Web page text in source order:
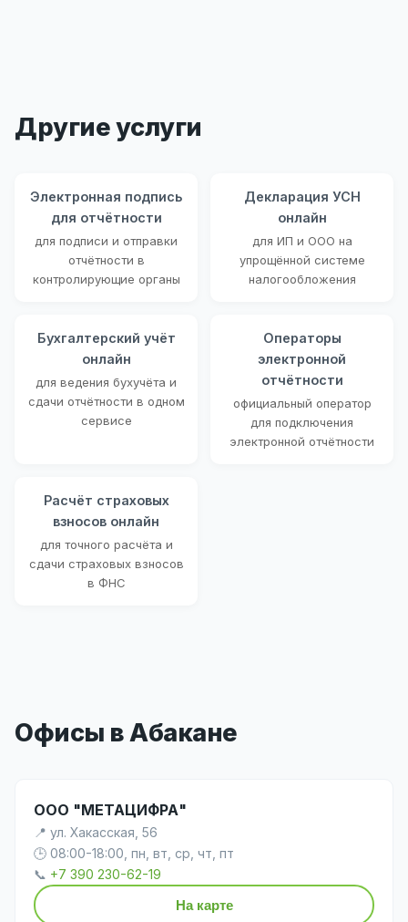
Другие услуги
Электронная подпись
для отчётности
для подписи и отправки
отчётности в
контролирующие органы
Декларация УСН
онлайн
для ИП и ООО на
упрощённой системе
налогообложения
Бухгалтерский учёт
онлайн
для ведения бухучёта и
сдачи отчётности в одном
сервисе
Операторы
электронной
отчётности
официальный оператор
для подключения
электронной отчётности
Расчёт страховых
взносов онлайн
для точного расчёта и
сдачи страховых взносов
в ФНС
Офисы в Абакане
ООО "МЕТАЦИФРА"
📍 ул. Хакасская, 56
🕒 08:00-18:00, пн, вт, ср, чт, пт
📞 +7 390 230-62-19
На карте